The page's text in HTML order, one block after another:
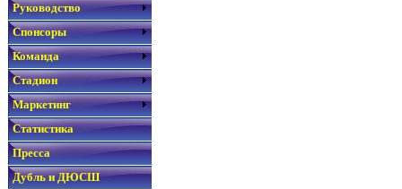
Руководство
Спонсоры
Команда
Стадион
Маркетинг
Статистика
Пресса
Дубль и ДЮСШ